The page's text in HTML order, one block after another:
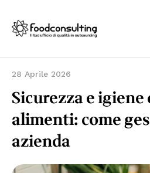
28 Aprile 2026
Sicurezza e
alimenti: come
azienda